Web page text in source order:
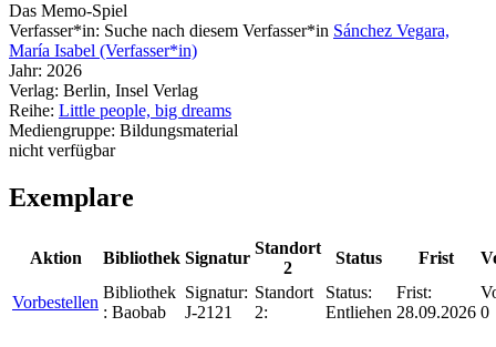
Das Memo-Spiel
Verfasser*in: Suche nach diesem Verfasser*in Sánchez Vegara,
María Isabel (Verfasser*in)
Jahr: 2026
Verlag: Berlin, Insel Verlag
Reihe: Little people, big dreams
Mediengruppe: Bildungsmaterial
nicht verfügbar
Exemplare
Aktion Bibliothek Signatur
Standort
2
Status Frist
Vorbestellen
Bibliothek
: Baobab
Signatur:
J-2121
Standort
2:
Status:
Entliehen
Frist:
28.09.2026 0